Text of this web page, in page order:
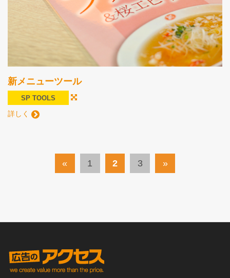
新メニューツール
SP TOOLS
詳しく
« 1 2 3 »